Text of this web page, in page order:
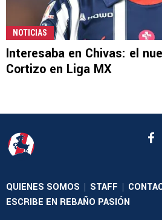
NOTICIAS
Interesaba en Chivas: el
Cortizo en Liga MX
QUIENES SOMOS STAFF
ESCRIBE EN REBAÑO PASIÓN